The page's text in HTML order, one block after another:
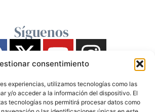
consentimiento
experiencias, utilizamos tecnologías como las
y/o acceder a la información del dispositivo. El
tecnologías nos permitirá procesar datos como
Síguenos